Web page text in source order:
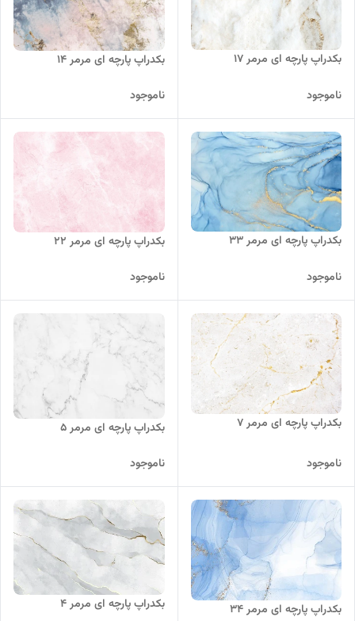
بکدراپ پارچه ای مرمر 17
ناموجود
بکدراپ پارچه ای مرمر 14
ناموجود
بکدراپ پارچه ای مرمر 33
ناموجود
بکدراپ پارچه ای مرمر 22
ناموجود
بکدراپ پارچه ای مرمر 7
ناموجود
بکدراپ پارچه ای مرمر 5
ناموجود
بکدراپ پارچه ای مرمر 34 بکدراپ پارچه ای مرمر 4